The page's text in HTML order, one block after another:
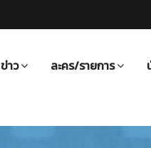
ข่าว ละคร/รายการ